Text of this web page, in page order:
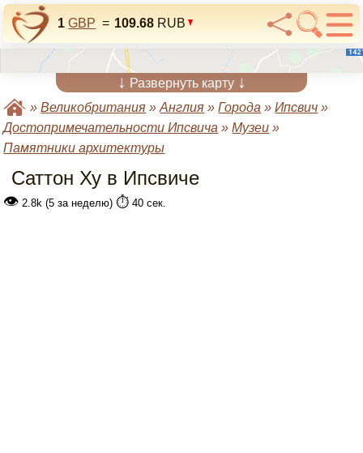
1 GBP = 109.68 RUB
↓ Развернуть карту ↓
»Великобритания »Англия »Города »Ипсвич »
Достопримечательности Ипсвича »Музеи »
Памятники архитектуры
Саттон Ху в Ипсвиче
👁 2.8k (5 за неделю) ⏱️ 40 сек.